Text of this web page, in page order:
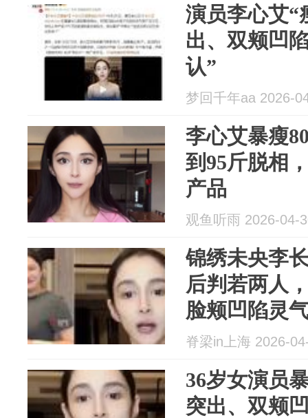
演员李心艾“
出、双颊凹
认”
梦回千年aa 2026-
李心艾暴瘦
到95斤脱相
产品
观鱼听雨 2026-04-
锦绣未央李
后判若两人
脸颊凹陷灵
脊梁in上海 2026-
36岁女演员
突出、双颊